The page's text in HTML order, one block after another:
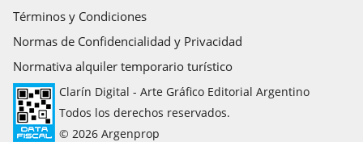
Términos y Condiciones
Normas de Confidencialidad y Privacidad
Normativa alquiler temporario turístico
Clarín Digital - Arte Gráfico Editorial Argentino
Todos los derechos reservados.
© 2026 Argenprop